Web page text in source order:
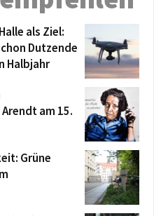
als Ziel:
Dutzende
Halbjahr
am 15.
Grüne